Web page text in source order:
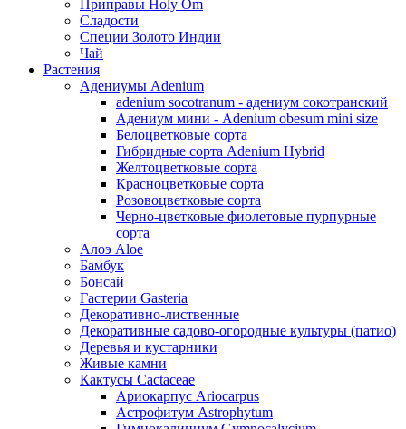
Приправы Holy Om
Сладости
Специи Золото Индии
Чай
Растения
Адениумы Adenium
adenium socotranum - адениум сокотранский
Адениум мини - Adenium obesum mini size
Белоцветковые сорта
Гибридные сорта Adenium Hybrid
Желтоцветковые сорта
Красноцветковые сорта
Розовоцветковые сорта
Черно-цветковые фиолетовые пурпурные
сорта
Алоэ Aloe
Бамбук
Бонсай
Гастерии Gasteria
Декоративно-лиственные
Декоративные садово-огородные культуры (патио)
Деревья и кустарники
Живые камни
Кактусы Cactaceae
Ариокарпус Ariocarpus
Астрофитум Astrophytum